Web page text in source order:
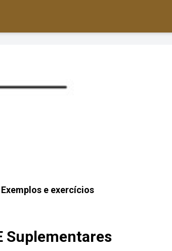
e exercícios
Suplementares